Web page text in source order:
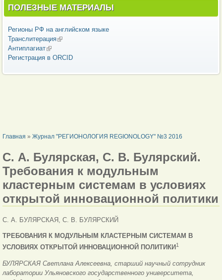
ПОЛЕЗНЫЕ МАТЕРИАЛЫ
Регионы РФ на английском языке
Транслитерация(внешняя ссылка)
Антиплагиат(внешняя ссылка)
Регистрация в ORCID
ВЫ ЗДЕСЬ
Главная » Журнал "РЕГИОНОЛОГИЯ REGIONOLOGY" №3 2016
С. А. Булярская, С. В. Булярский.
Требования к модульным
кластерным системам в условиях
открытой инновационной политики
С. А. БУЛЯРСКАЯ, С. В. БУЛЯРСКИЙ
ТРЕБОВАНИЯ К МОДУЛЬНЫМ КЛАСТЕРНЫМ СИСТЕМАМ В
УСЛОВИЯХ ОТКРЫТОЙ ИННОВАЦИОННОЙ ПОЛИТИКИ 1
БУЛЯРСКАЯ Светлана Алексеевна, старший научный сотрудник
лаборатории Ульяновского государственного университета,